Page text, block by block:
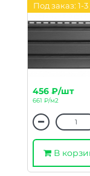
Под заказ: 1-
456 ₽/шт
661 ₽/м2
В